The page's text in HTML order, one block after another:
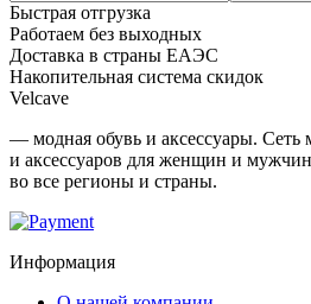
Быстрая отгрузка
Работаем без выходных
Доставка в страны ЕАЭС
Накопительная система скидок
Velcave
— модная обувь и аксессуары. Сеть
и аксессуаров для женщин и
во все регионы и страны.
Информация